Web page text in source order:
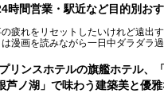
、そんな大注目の施設に一足先にお
させていただきました！
の中に咲き誇る桜、魚たちが泳ぐ水
ーチを思わせる休憩スペース…。驚き
子をレポートします！
時間営業・駅近など目的別お
の疲れをリセットしたいけれど遠出
は漫画を読みながら一日中ダラダラ
癒やされたい」という願いを叶えて
リンスホテルの旗艦ホテル、
芦ノ湖」で味わう建築美と優雅